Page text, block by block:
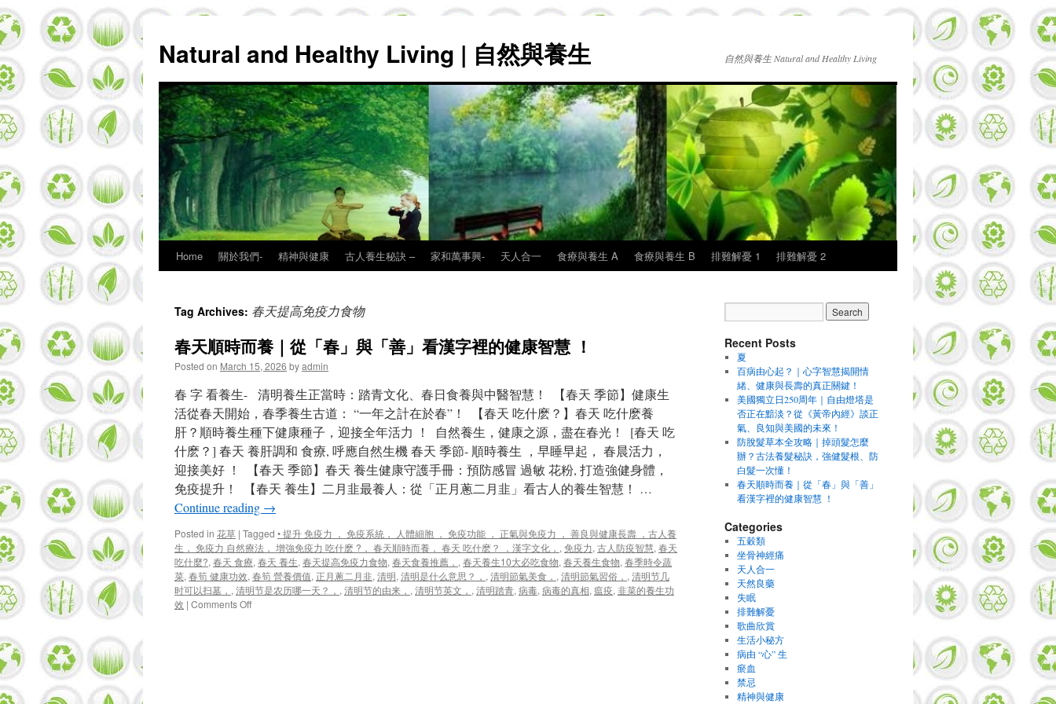
Natural and Healthy Living | 自然與養生 自然與養生 Natural and Healthy Living
Skip
content
Home 關於我們- 精神與健康 古人養生秘訣 – 家和萬事興- 天人合一 食療與養生 A 食療與養生 B 排難解憂 1 排難解憂 2
Tag Archives: 春天提高免疫力食物
春天順時而養｜從「春」與「善」看漢字裡的健康智慧 ！
Posted on March 15, 2026 byadmin
春 字 看養生- 清明養生正當時：踏青文化、春日食養與中醫智慧！ 【春天 季節】健康生
活從春天開始，春季養生古道： “一年之計在於春”！ 【春天 吃什麽？】春天 吃什麽養
肝？順時養生種下健康種子，迎接全年活力 ！ 自然養生，健康之源，盡在春光！ [春天 吃
什麽？] 春天 養肝調和 食療, 呼應自然生機 春天 季節- 順時養生 ，早睡早起， 春晨活力，
迎接美好 ！ 【春天 季節】春天 養生健康守護手冊：預防感冒 過敏 花粉, 打造強健身體，
免疫提升！ 【春天 養生】二月韭最養人：從「正月蔥二月韭」看古人的養生智慧！ …
Continue reading →
Posted in 花草 | Tagged • 提升 免疫力 ， 免疫系統， 人體細胞 ， 免疫功能 ， 正氣與免疫力 ， 善良與健康長壽 ，古人養
生， 免疫力 自然療法， 增強免疫力 吃什麽 ?， 春天順時而養， 春天 吃什麽？ ，漢字文化， , 免疫力, 古人防疫智慧, 春天
吃什麼?, 春天 食療, 春天 養生, 春天提高免疫力食物, 春天食養推薦， , 春天養生10大必吃食物, 春天養生食物, 春季時令蔬
菜, 春筍 健康功效, 春筍 營養價值, 正月蔥二月韭, 清明, 清明是什么意思？， , 清明節氣美食， , 清明節氣習俗， , 清明节几
时可以扫墓， , 清明节是农历哪一天？， , 清明节的由来， , 清明节英文， , 清明踏青, 病毒, 病毒的真相, 瘟疫, 韭菜的養生功
效 | Comments Offon
Recent Posts
夏
百病由心起？｜心字智慧揭開情
緒、健康與長壽的真正關鍵！
美國獨立日250周年｜自由燈塔是
否正在黯淡？從《黃帝內經》談正
氣、良知與美國的未來！
防脫髮草本全攻略｜掉頭髮怎麼
辦？古法養髮秘訣，強健髮根、防
白髮一次懂！
春天順時而養｜從「春」與「善」
看漢字裡的健康智慧 ！
Categories
五穀類
坐骨神經痛
天人合一
天然良藥
失眠
排難解憂
歌曲欣賞
生活小秘方
病由 “心” 生
瘀血
禁忌
精神與健康